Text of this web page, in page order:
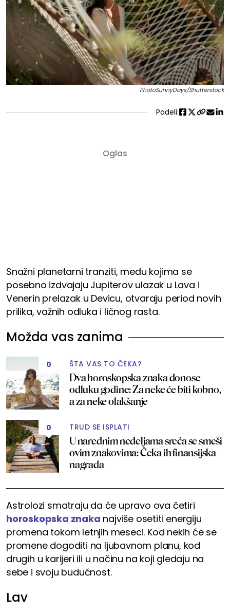
PhotoSunnyDays/Shutterstock
Podeli:
Snažni planetarni tranziti, među kojima se
posebno izdvajaju Jupiterov ulazak u Lava i
Venerin prelazak u Devicu, otvaraju period novih
prilika, važnih odluka i ličnog rasta.
Možda vas zanima
0 ŠTA VAS TO ČEKA?
Dva horoskopska znaka donose
odluku godine: Za neke će biti kobno,
a za neke olakšanje
0 TRUD SE ISPLATI
U narednim nedeljama sreća se smeši
ovim znakovima: Čeka ih finansijska
nagrada
Astrolozi smatraju da će upravo ova četiri
horoskopska znaka najviše osetiti energiju
promena tokom letnjih meseci. Kod nekih će se
promene dogoditi na ljubavnom planu, kod
drugih u karijeri ili u načinu na koji gledaju na
sebe i svoju budućnost.
Lav